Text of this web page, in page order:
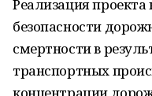
Реализация
безопасности
смертности в
транспортных